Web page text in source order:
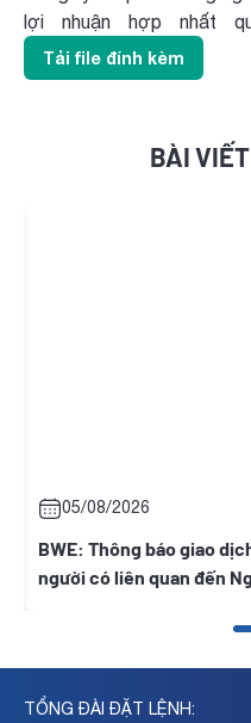
lợi nhuận hợp nhất
Tải file đính kèm
BÀI
05/08/2026
BWE: Thông báo giao
người có liên quan đến
TỔNG ĐÀI ĐẶT LỆNH: